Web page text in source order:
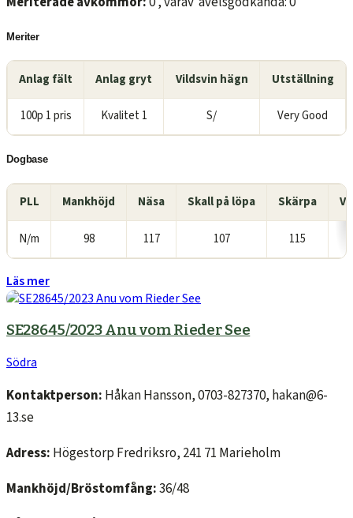
Meriter
Anlag fält Anlag gryt Vildsvin hägn Utställning
100p 1 pris Kvalitet 1 S/ Very Good
Dogbase
PLL Mankhöjd Näsa Skall på löpa Skärpa
N/m 98 117 107 115
Läs mer
SE28645/2023 Anu vom Rieder See
Södra
Kontaktperson: Håkan Hansson, 0703-827370, hakan@6-
13.se
Adress: Högestorp Fredriksro, 241 71 Marieholm
Mankhöjd/Bröstomfång:36/48